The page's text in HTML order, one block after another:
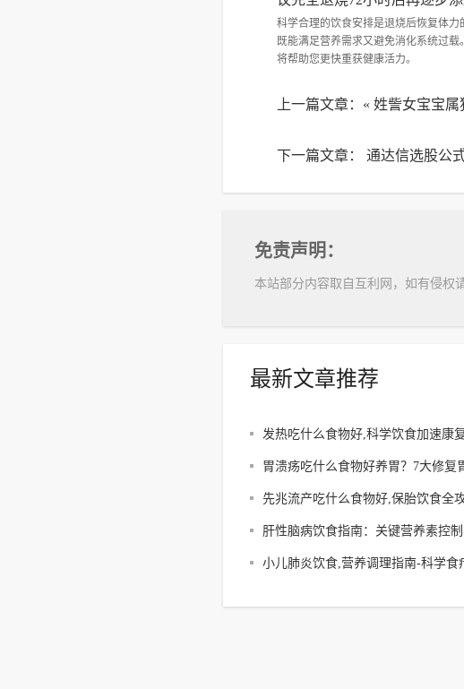
科学合理的饮食安排是退烧后恢复体力
既能满足营养需求又避免消化系统过
将帮助您更快重获健康活力。
上一篇文章：« 姓訾女宝宝属
下一篇文章： 通达信选股公
免责声明：
本站部分内容取自互利网，如有侵权
最新文章推荐
发热吃什么食物好,科学饮食加速康
烧食谱全解析
胃溃疡吃什么食物好养胃？7大修复
膜食材推荐
先兆流产吃什么食物好,保胎饮食全
科学调理方案解析
肝性脑病饮食指南：关键营养素控
谱建议
小儿肺炎饮食,营养调理指南-科学食